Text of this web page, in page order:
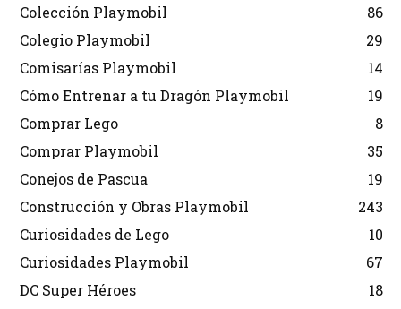
Colección Playmobil
86
Colegio Playmobil
29
Comisarías Playmobil
14
Cómo Entrenar a tu Dragón Playmobil
19
Comprar Lego
8
Comprar Playmobil
35
Conejos de Pascua
19
Construcción y Obras Playmobil
243
Curiosidades de Lego
10
Curiosidades Playmobil
67
DC Super Héroes
18